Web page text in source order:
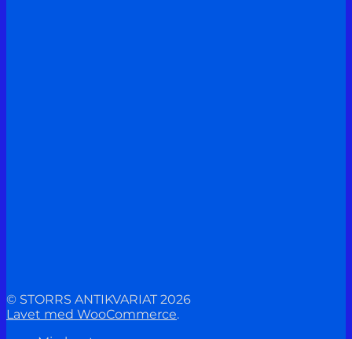
© STORRS ANTIKVARIAT 2026
Lavet med WooCommerce.